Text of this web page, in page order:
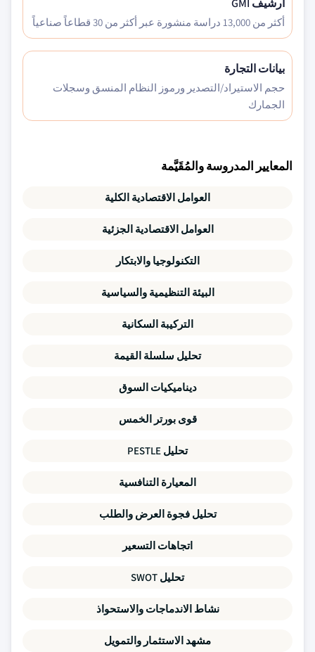
أرشيف GMI
أكثر من 13,000 دراسة منشورة عبر أكثر من 30 قطاعاً صناعياً
بيانات التجارة
حجم الاستيراد/التصدير ورموز النظام المنسق وسجلات
الجمارك
المعايير المدروسة والمُقَيَّمة
العوامل الاقتصادية الكلية
العوامل الاقتصادية الجزئية
التكنولوجيا والابتكار
البيئة التنظيمية والسياسية
التركيبة السكانية
تحليل سلسلة القيمة
ديناميكيات السوق
قوى بورتر الخمس
تحليل PESTLE
المعيارة التنافسية
تحليل فجوة العرض والطلب
اتجاهات التسعير
تحليل SWOT
نشاط الاندماجات والاستحواذ
مشهد الاستثمار والتمويل